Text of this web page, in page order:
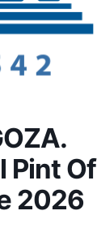
Pint Of
2026